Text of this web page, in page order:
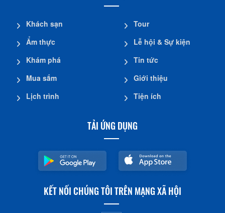
Khách sạn
Ẩm thực
Khám phá
Mua sắm
Lịch trình
Tour
Lễ hội & Sự kiện
Tin tức
Giới thiệu
Tiện ích
TẢI ỨNG DỤNG
KẾT NỐI CHÚNG TÔI TRÊN MẠNG XÃ HỘI